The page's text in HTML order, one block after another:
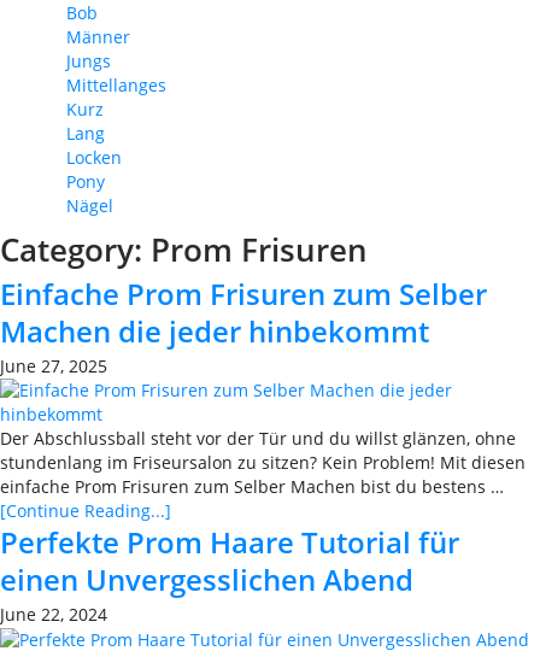
Bob
Männer
Jungs
Mittellanges
Kurz
Lang
Locken
Pony
Nägel
Category: Prom Frisuren
Einfache Prom Frisuren zum Selber
Machen die jeder hinbekommt
June 27, 2025
Der Abschlussball steht vor der Tür und du willst glänzen, ohne
stundenlang im Friseursalon zu sitzen? Kein Problem! Mit diesen
einfache Prom Frisuren zum Selber Machen bist du bestens …
[Continue Reading...]
Perfekte Prom Haare Tutorial für
einen Unvergesslichen Abend
June 22, 2024